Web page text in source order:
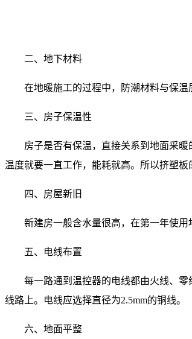
二、地下材料
在地暖施工的过程中，防潮材料与保
三、房子保温性
房子是否有保温，直接关系到地面采
温度就要一直工作，能耗就高。所以挤塑板
四、房屋新旧
新建房一般含水量很高，在第一年使
五、电线布置
每一路通到温控器的电线都由火线、
线路上。电线应选择直径为2.5mm的铜线。
六、地面平整